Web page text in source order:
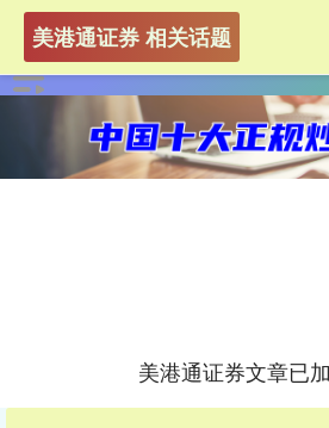
美港通证券 相关话题
美港通证券文章已